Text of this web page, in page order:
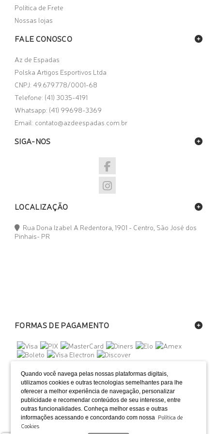
Quando você navega pelas nossas plataformas digitais,
utilizamos cookies e outras tecnologias semelhantes para lhe
oferecer a melhor experiência de navegação, personalizar
publicidade e recomendar conteúdos de seu interesse, entre
outras funcionalidades. Conheça melhor essas e outras
informações acessando e concordando com nossa Política de
Cookies
Política de Frete
Nossas lojas
FALE CONOSCO
Az de Espadas
Polska Artigos Esportivos Ltda
CNPJ: 49.679.778/0001-68
Telefone: (41) 3035-4191
Whatsapp: (41) 99698-3369
Email: contato@azdeespadas.com.br
SIGA-NOS
LOCALIZAÇÃO
Rua Dona Izabel A Redentora, 1901 - Centro, São José dos
Pinhais- PR
FORMAS DE PAGAMENTO
SELOS
NOSSAS LOJAS